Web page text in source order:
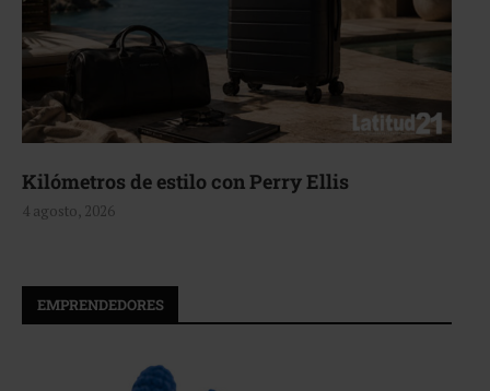
Kilómetros de estilo con Perry Ellis
4 agosto, 2026
EMPRENDEDORES